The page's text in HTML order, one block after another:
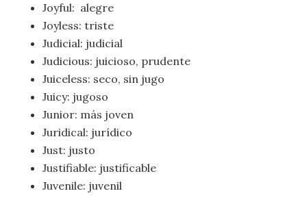
Joyful: alegre
Joyless: triste
Judicial: judicial
Judicious: juicioso, prudente
Juiceless: seco, sin jugo
Juicy: jugoso
Junior: más joven
Juridical: jurídico
Just: justo
Justifiable: justificable
Juvenile: juvenil